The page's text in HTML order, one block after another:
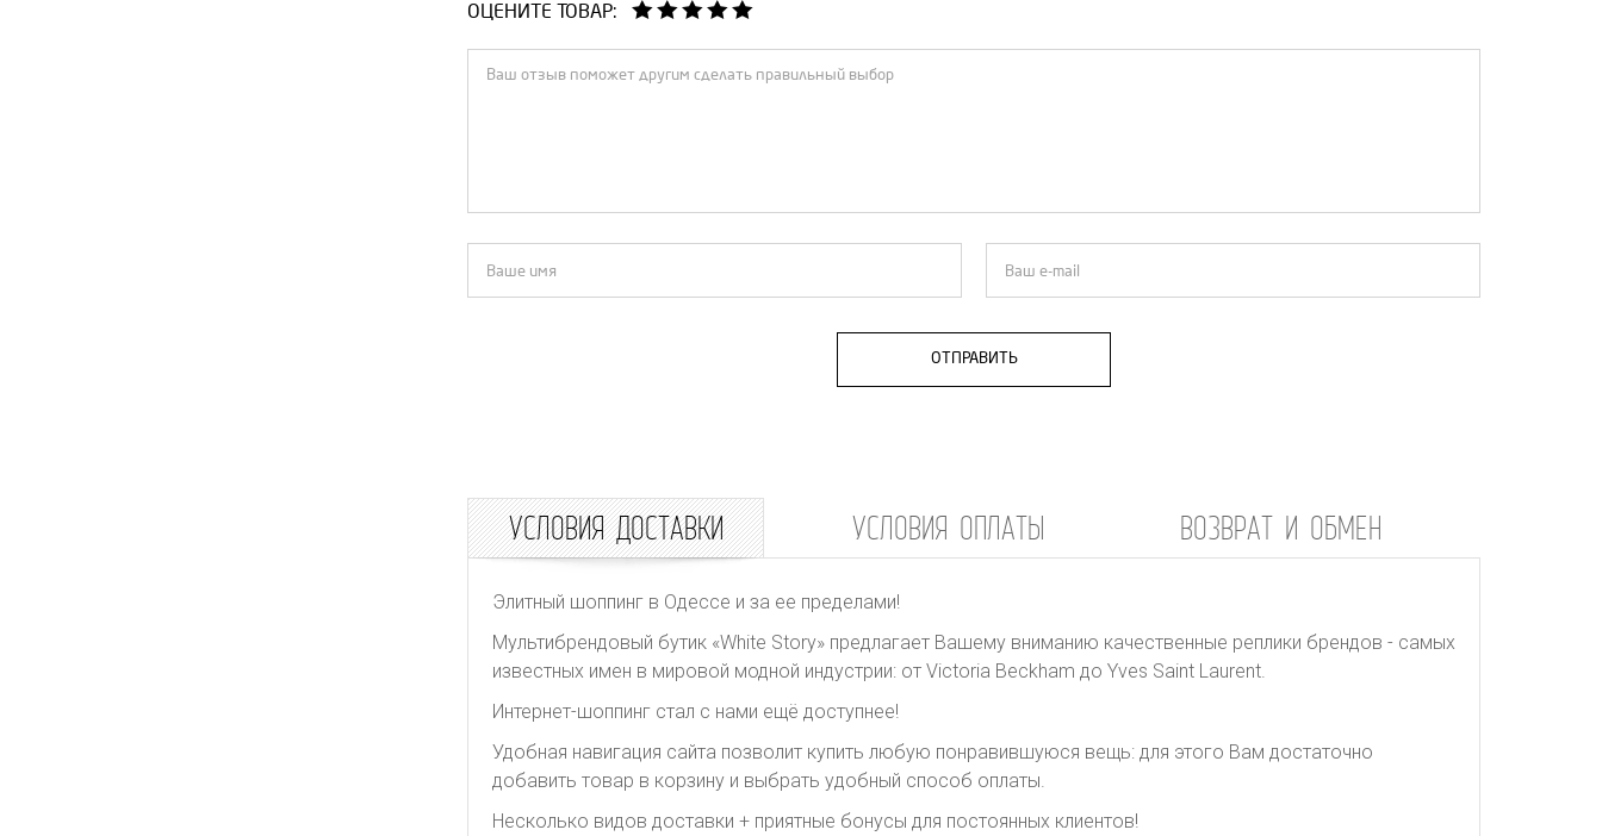
ОЦЕНИТЕ ТОВАР:
ОТПРАВИТЬ
УСЛОВИЯ ДОСТАВКИ УСЛОВИЯ ОПЛАТЫ ВОЗВРАТ И ОБМЕН
Элитный шоппинг в Одессе и за ее пределами!
Мультибрендовый бутик «White Story» предлагает Вашему вниманию качественные реплики брендов - самых
известных имен в мировой модной индустрии: от Victoria Beckham до Yves Saint Laurent.
Интернет-шоппинг стал с нами ещё доступнее!
Удобная навигация сайта позволит купить любую понравившуюся вещь: для этого Вам достаточно
добавить товар в корзину и выбрать удобный способ оплаты.
Несколько видов доставки + приятные бонусы для постоянных клиентов!